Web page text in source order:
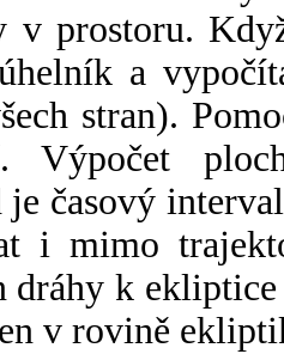
v prostoru.
a
stran).
Výpočet
je časový
i mimo
dráhy k
v rovině